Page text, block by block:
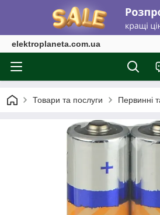
elektroplaneta.com.ua
Товари та послуги Первинні